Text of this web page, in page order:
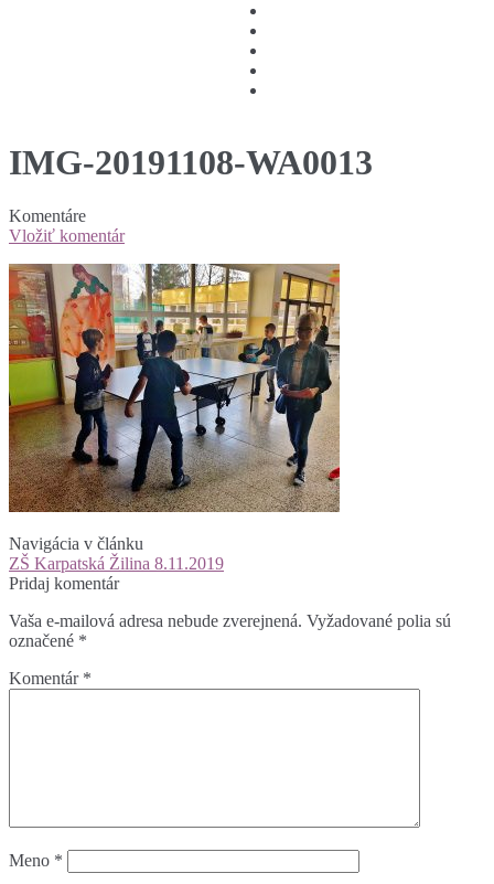
IMG-20191108-WA0013
Komentáre
Vložiť komentár
Navigácia v článku
ZŠ Karpatská Žilina 8.11.2019
Pridaj komentár
Vaša e-mailová adresa nebude zverejnená. Vyžadované polia sú
označené *
Komentár *
Meno *